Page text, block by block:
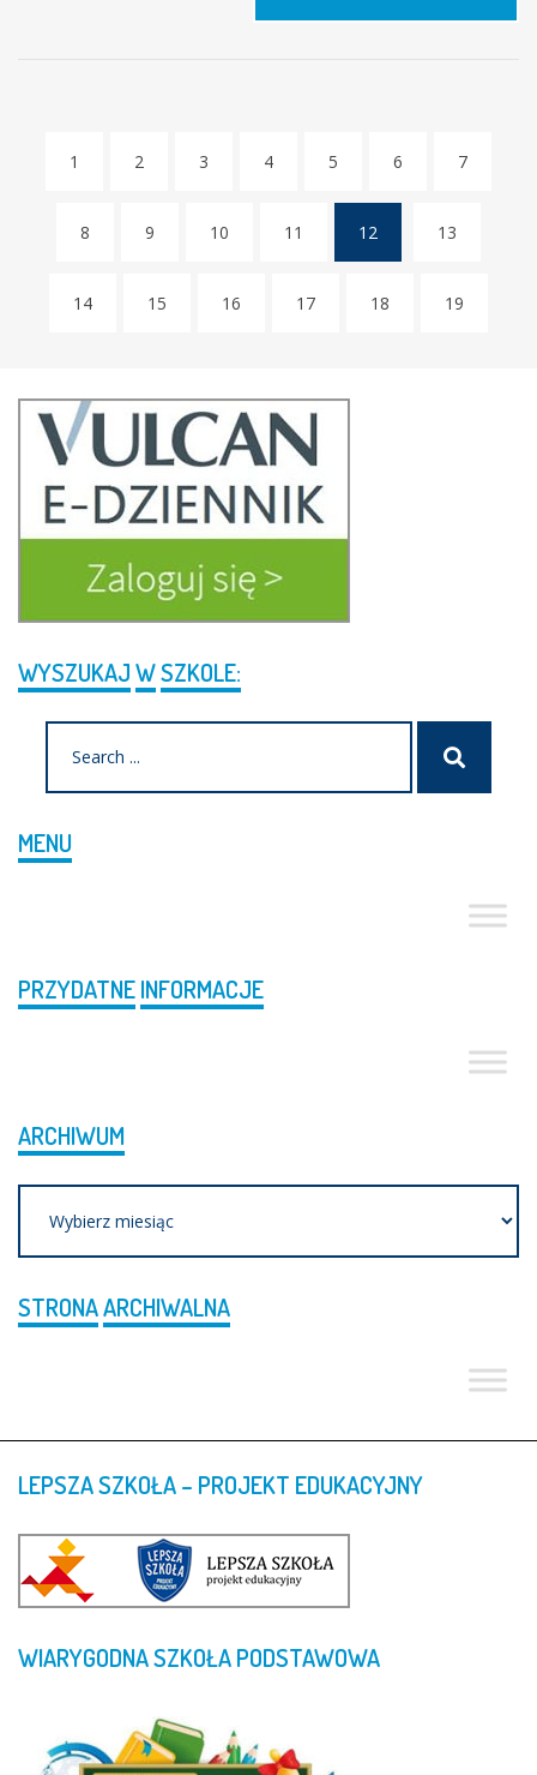
1 2 3 4 5 6 7
8 9 10 11
12
13
14 15 16 17 18 19
WYSZUKAJWSZKOLE:
Szukaj
MENU
PRZYDATNEINFORMACJE
ARCHIWUM
STRONAARCHIWALNA
LEPSZASZKOŁA– PROJEKT EDUKACYJNY
WIARYGODNASZKOŁAPODSTAWOWA